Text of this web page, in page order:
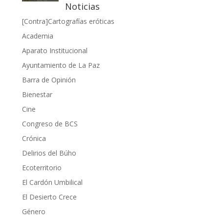
Noticias
[Contra]Cartografías eróticas
Academia
Aparato Institucional
Ayuntamiento de La Paz
Barra de Opinión
Bienestar
Cine
Congreso de BCS
Crónica
Delirios del Búho
Ecoterritorio
El Cardón Umbilical
El Desierto Crece
Género